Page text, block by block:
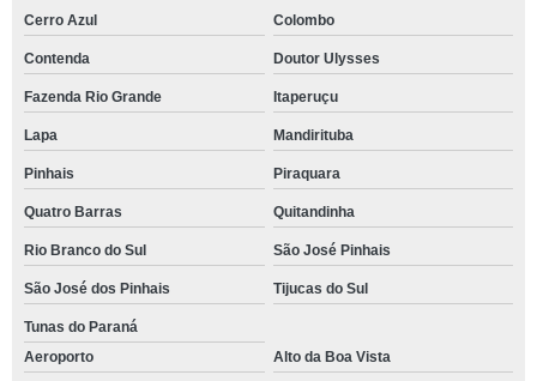
Cerro Azul Colombo
Contenda Doutor Ulysses
Fazenda Rio Grande Itaperuçu
Lapa Mandirituba
Pinhais Piraquara
Quatro Barras Quitandinha
Rio Branco do Sul São José Pinhais
São José dos Pinhais Tijucas do Sul
Tunas do Paraná
Aeroporto
Alto da Boa Vista